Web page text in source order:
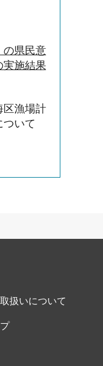
の県民意
実施結果
区漁場計
いて
扱いについて